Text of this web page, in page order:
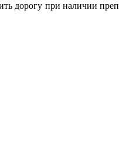
дорогу при наличии